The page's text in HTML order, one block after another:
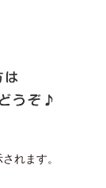
れます。